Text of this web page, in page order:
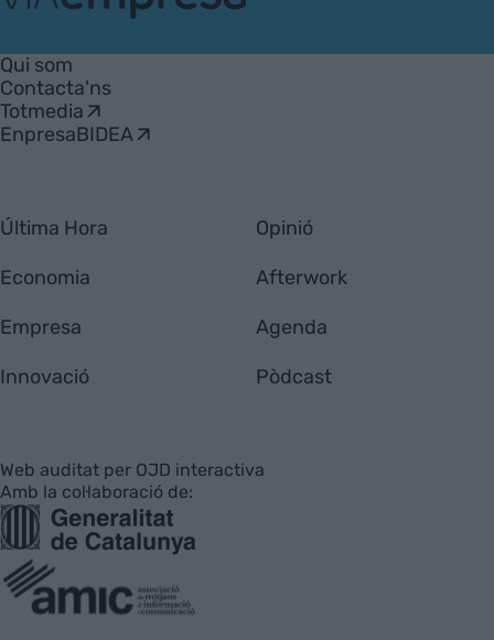
Empresa
Qui som
Contacta'ns
Totmedia
EnpresaBIDEA
Última Hora
Economia
Empresa
Innovació
Opinió
Afterwork
Agenda
Pòdcast
Web auditat per OJD interactiva
Amb la col·laboració de: